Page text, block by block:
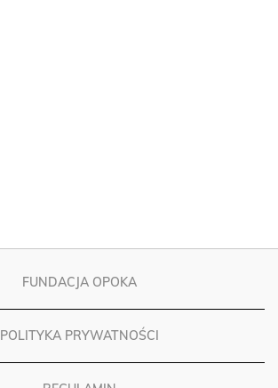
FUNDACJA OPOKA
POLITYKA PRYWATNOŚCI